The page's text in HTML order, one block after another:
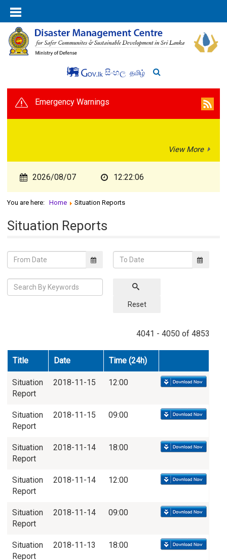
සිංහල தமிழ்
Emergency Warnings
View More
2026/08/07 12:22:06
You are here: Home Situation Reports
Situation Reports
Reset
4041 - 4050 of 4853
Title Date Time (24h)
Situation
Report
2018-11-15 12:00
Situation
Report
2018-11-15 09:00
Situation
Report
2018-11-14 18:00
Situation
Report
2018-11-14 12:00
Situation
Report
2018-11-14 09:00
Situation
Report
2018-11-13 18:00